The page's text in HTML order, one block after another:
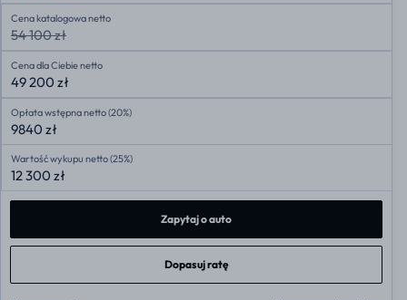
Cena katalogowa netto
54 100 zł
Cena dla Ciebie netto
49 200 zł
Opłata wstępna netto (20%)
9840 zł
Wartość wykupu netto (25%)
12 300 zł
Zapytaj o auto
Dopasuj ratę